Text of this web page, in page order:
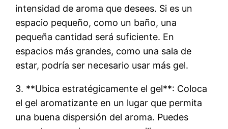
intensidad de aroma que desees. Si es un
espacio pequeño, como un baño, una
pequeña cantidad será suficiente. En
espacios más grandes, como una sala de
estar, podría ser necesario usar más gel.
3. **Ubica estratégicamente el gel**: Coloca
el gel aromatizante en un lugar que permita
una buena dispersión del aroma. Puedes